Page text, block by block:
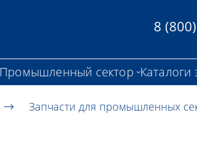
8
Промышленный сектор Каталоги
Запчасти для промышленных